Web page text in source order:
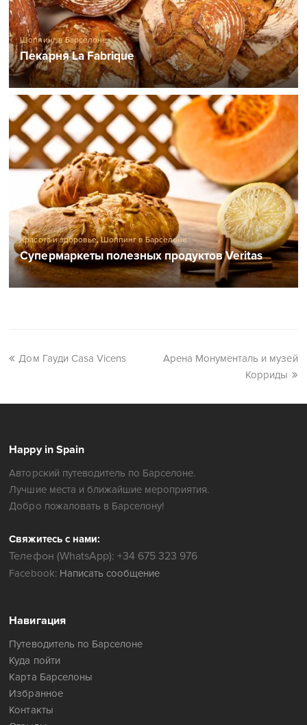
Шоппинг в Барселоне
Пекарня La Fabrique
Красота и здоровье,Шоппинг в Барселоне
Супермаркеты полезных продуктов Veritas
Дом Гауди Casa Vicens
Арена Монументаль и музей
Корриды
Happy in Spain
Авторский путеводитель по Барселоне.
Лучшие места и ближайшие мероприятия.
Добро пожаловать в Барселону!
Свяжитесь с нами:
Телефон (WhatsApp): +34 675 323 976
Facebook: Написать сообщение
Навигация
Путеводитель по Барселоне
Куда пойти
Карта Барселоны
Избранное
Контакты